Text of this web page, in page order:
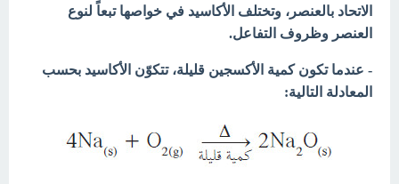
الاتحاد بالعنصر، وتختلف الأكاسيد في خواصها تبعاً لنوع
العنصر وظروف التفاعل.
- عندما تكون كمية الأكسجين قليلة، تتكوّن الأكاسيد بحسب
المعادلة التالية: